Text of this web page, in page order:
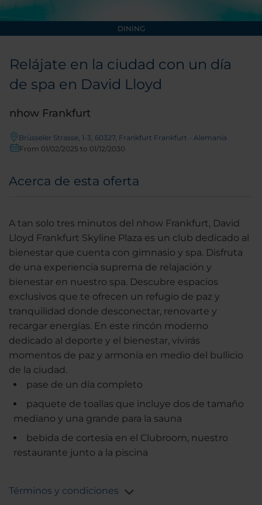
DINING
Relájate en la ciudad con un día
de spa en David Lloyd
nhow Frankfurt
Brüsseler Strasse, 1-3, 60327, Frankfurt Frankfurt - Alemania
From 01/02/2025 to 01/12/2030
Acerca de esta oferta
A tan solo tres minutos del nhow Frankfurt, David
Lloyd Frankfurt Skyline Plaza es un club dedicado al
bienestar que cuenta con gimnasio y spa. Disfruta
de una experiencia suprema de relajación y
bienestar en nuestro spa. Descubre espacios
exclusivos que te ofrecen un refugio de paz y
tranquilidad donde desconectar, renovarte y
recargar energías. En este rincón moderno
dedicado al deporte y el bienestar, vivirás
momentos de paz y armonía en medio del bullicio
de la ciudad.
pase de un día completo
paquete de toallas que incluye dos de tamaño
mediano y una grande para la sauna
bebida de cortesía en el Clubroom, nuestro
restaurante junto a la piscina
Términos y condiciones